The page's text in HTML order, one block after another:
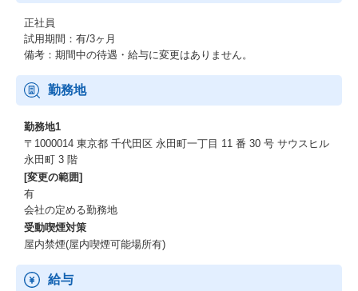
正社員
試用期間：有/3ヶ月
備考：期間中の待遇・給与に変更はありません。
勤務地
勤務地1
〒1000014 東京都 千代田区 永田町一丁目 11 番 30 号 サウスヒル
永田町 3 階
[変更の範囲]
有
会社の定める勤務地
受動喫煙対策
屋内禁煙(屋内喫煙可能場所有)
給与